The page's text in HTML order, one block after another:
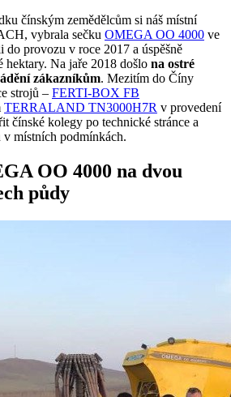
čínským zemědělcům si náš místní
vybrala sečku OMEGA OO 4000 ve
provozu v roce 2017 a úspěšně
hektary. Na jaře 2018 došlo na ostré
zákazníkům. Mezitím do Číny
strojů – FERTI-BOX FB
TERRALAND TN3000H7R v provedení
čínské kolegy po technické stránce a
místních podmínkách.
OO 4000 na dvou
půdy